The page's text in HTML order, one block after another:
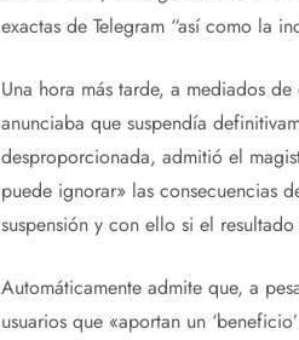
exactas de Telegram “así como la
Una hora más tarde, a mediados
anunciaba que suspendía
desproporcionada, admitió el
puede ignorar» las consecuencias
suspensión y con ello si el
Automáticamente admite que, a
usuarios que «aportan un